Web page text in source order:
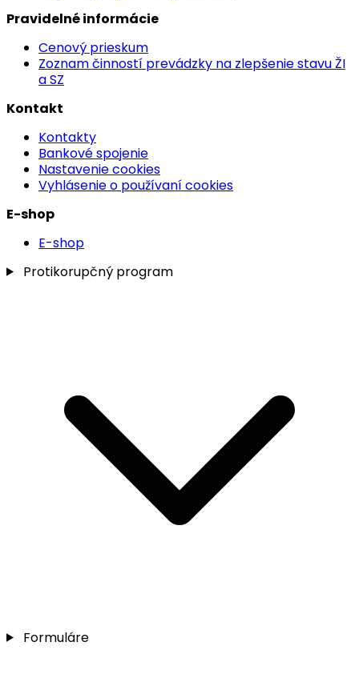
Pravidelné informácie
Cenový prieskum
Zoznam činností prevádzky na zlepšenie stavu ŽI
a SZ
Kontakt
Kontakty
Bankové spojenie
Nastavenie cookies
Vyhlásenie o používaní cookies
E-shop
E-shop
Protikorupčný program
Formuláre